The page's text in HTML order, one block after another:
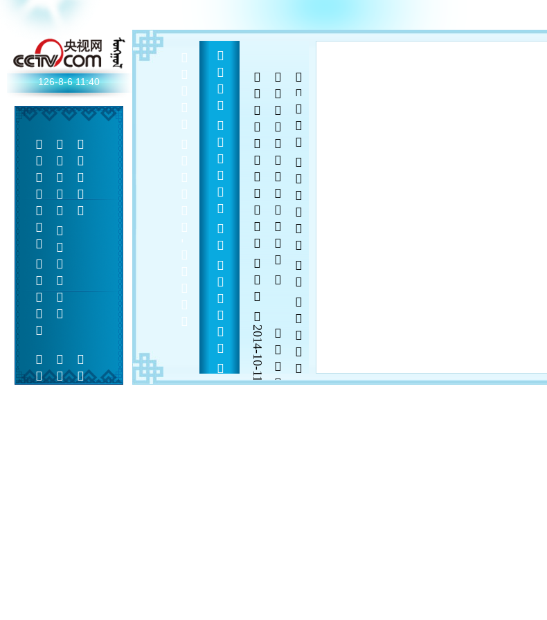
126-8-611:40
  
  
  -      
    
2014-10-11